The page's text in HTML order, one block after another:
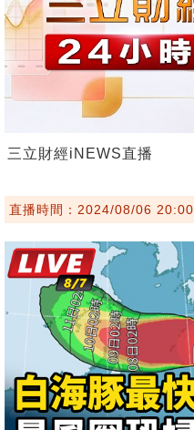
三立財經iNEWS直播
直播時間：2024/08/06 20:00